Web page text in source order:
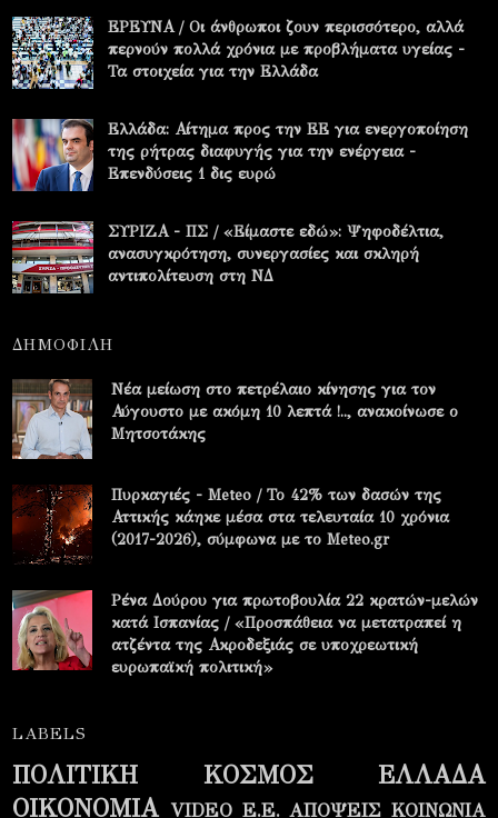
ΕΡΕΥΝΑ / Οι άνθρωποι ζουν περισσότερο, αλλά
περνούν πολλά χρόνια με προβλήματα υγείας -
Τα στοιχεία για την Ελλάδα
Ελλάδα: Αίτημα προς την ΕΕ για ενεργοποίηση
της ρήτρας διαφυγής για την ενέργεια -
Επενδύσεις 1 δις ευρώ
ΣΥΡΙΖΑ - ΠΣ / «Είμαστε εδώ»: Ψηφοδέλτια,
ανασυγκρότηση, συνεργασίες και σκληρή
αντιπολίτευση στη ΝΔ
ΔΗΜΟΦΙΛΗ
Νέα μείωση στο πετρέλαιο κίνησης για τον
Αύγουστο με ακόμη 10 λεπτά !.., ανακοίνωσε ο
Μητσοτάκης
Πυρκαγιές - Meteo / Το 42% των δασών της
Αττικής κάηκε μέσα στα τελευταία 10 χρόνια
(2017-2026), σύμφωνα με το Meteo.gr
Ρένα Δούρου για πρωτοβουλία 22 κρατών-μελών
κατά Ισπανίας / «Προσπάθεια να μετατραπεί η
ατζέντα της Ακροδεξιάς σε υποχρεωτική
ευρωπαϊκή πολιτική»
LABELS
ΠΟΛΙΤΙΚΗ ΚΟΣΜΟΣ
ΕΛΛΑΔΑ
ΟΙΚΟΝΟΜΙΑ VIDEO Ε.Ε. ΑΠΟΨΕΙΣ ΚΟΙΝΩΝΙΑ